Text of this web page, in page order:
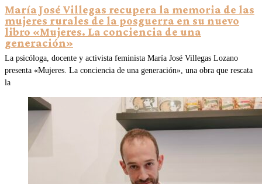
María José Villegas recupera la memoria de las
mujeres rurales de la posguerra en su nuevo
libro «Mujeres. La conciencia de una
generación»
La psicóloga, docente y activista feminista María José Villegas Lozano
presenta «Mujeres. La conciencia de una generación», una obra que rescata
la